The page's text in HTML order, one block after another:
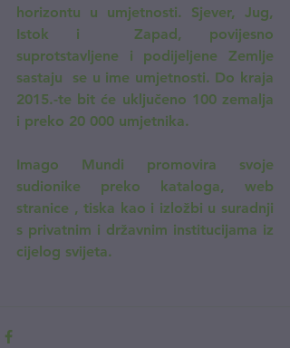
horizontu u umjetnosti. Sjever, Jug,
Istok i  Zapad, povijesno
suprotstavljene i podijeljene Zemlje
sastaju  se u ime umjetnosti. Do kraja
2015.-te bit će uključeno 100 zemalja
i preko 20 000 umjetnika.
Imago Mundi promovira svoje
sudionike preko kataloga, web
stranice , tiska kao i izložbi u suradnji
s privatnim i državnim institucijama iz
cijelog svijeta.